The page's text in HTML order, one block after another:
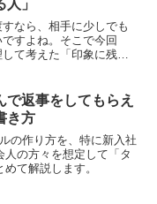
」
なら、相手に少しでも
すよね。そこで今回
て考えた「印象に残っ
で返事をしてもらえ
き方
の作り方を、特に新入社
の方々を想定して「タ
て解説します。